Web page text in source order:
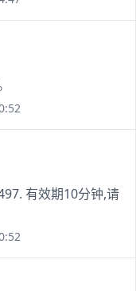
有效期10分钟,请